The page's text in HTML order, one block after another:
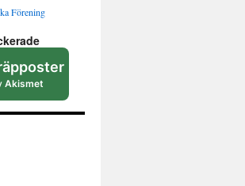
Förening
Akismet